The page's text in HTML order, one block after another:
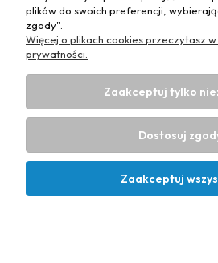
INFORMACJE
Hurtownia materiałów tapicerskich
50e, 44-100 Gliwice, woj.
6312703341
Projekt i wykonanie:
plików do swoich preferencji,
zgody".
Więcej o plikach cookies przeczytasz
prywatności.
Zaakceptuj tylko
Dostosuj
Zaakceptuj